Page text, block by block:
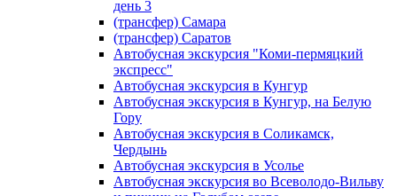
день 3
(трансфер) Самара
(трансфер) Саратов
Автобусная экскурсия "Коми-пермяцкий
экспресс"
Автобусная экскурсия в Кунгур
Автобусная экскурсия в Кунгур, на Белую
Гору
Автобусная экскурсия в Соликамск,
Чердынь
Автобусная экскурсия в Усолье
Автобусная экскурсия во Всеволодо-Вильву